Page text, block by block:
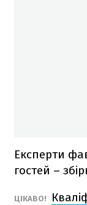
Експерти
гостей –
ЦІКАВО!